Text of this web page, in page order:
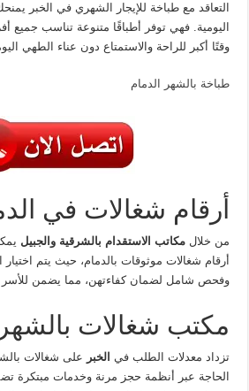
التعاقد مع طباخة للإيجار الشهري في الخبر
اليومية. فهي توفر أطباقًا متنوعة تناسب جميع
وقتًا أكبر للراحة والاستمتاع دون عناء الطهي
طباخة بالشهر الدمام
أرقام شغالات في
من خلالمكاتب الاستقدام بالشرقية والجبيل
أرقام شغالات موثوقات بالدمام، حيث يتم اختيار
وفحص شامل لضمان كفاءتهن، مما يضمن للأسر
مكتب شغالات
تزداد معدلات الطلب في الخبر على شغالات
الحاجة عبر أنظمة حجز مرنة وخدمات مبتكرة